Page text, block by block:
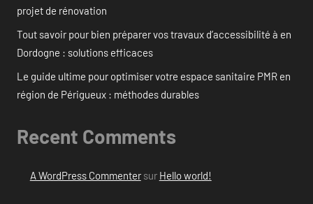
projet de rénovation
Tout savoir pour bien préparer vos travaux d’accessibilité à en
Dordogne : solutions efficaces
Le guide ultime pour optimiser votre espace sanitaire PMR en
région de Périgueux : méthodes durables
Recent Comments
A WordPress Commentersur Hello world!